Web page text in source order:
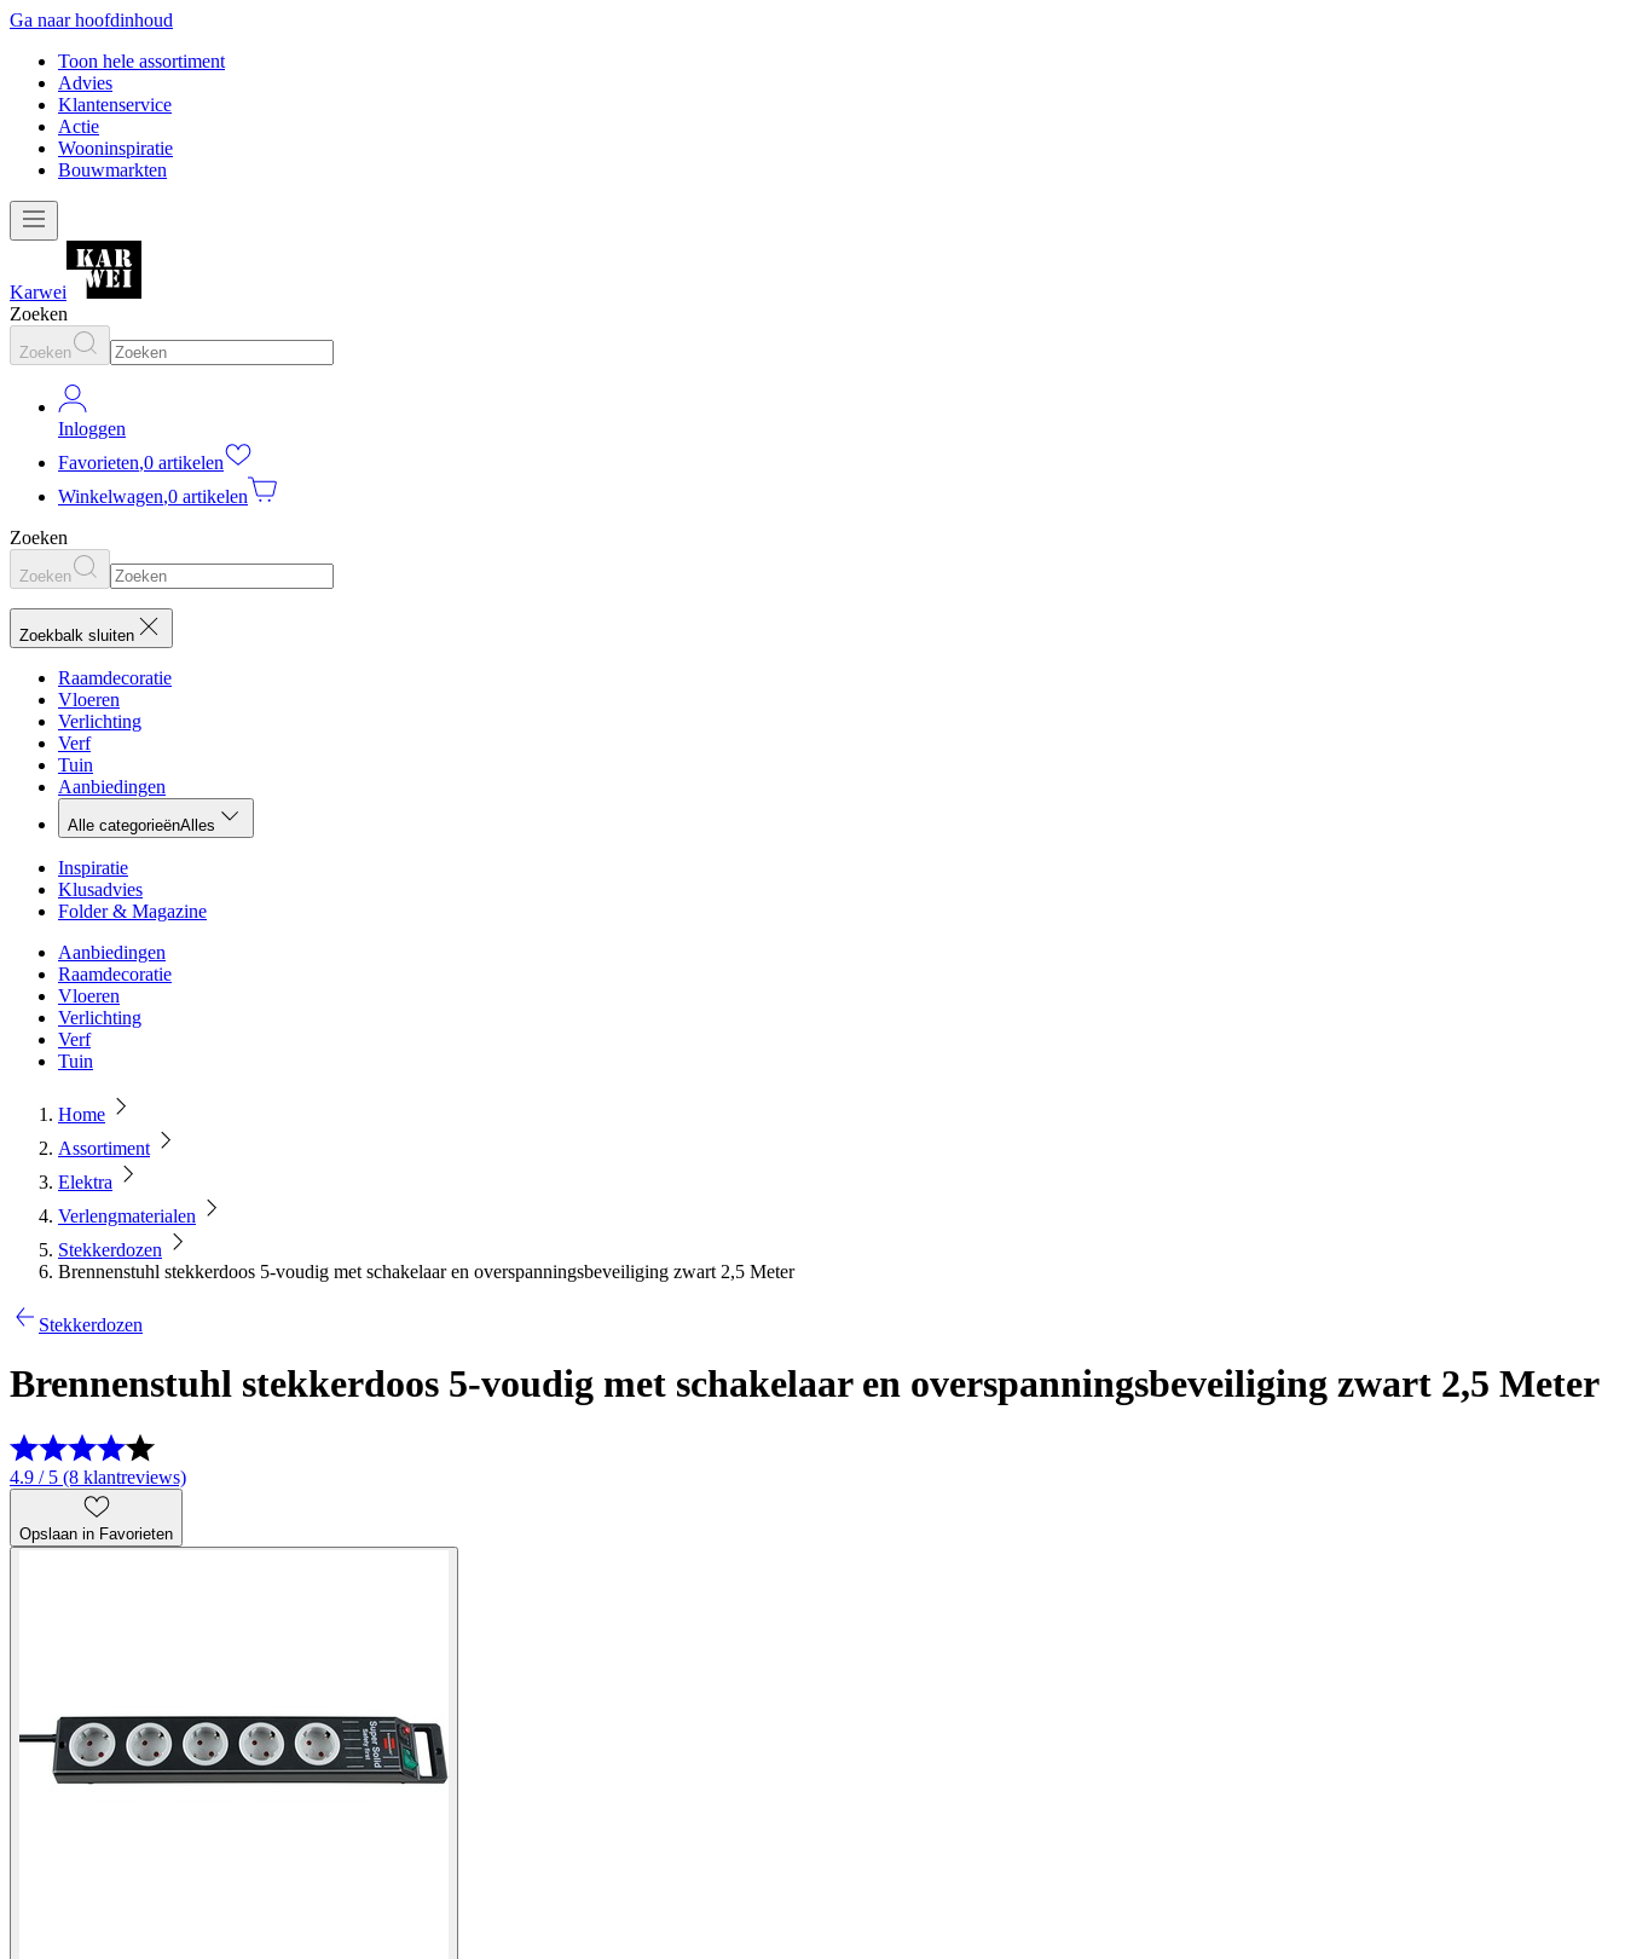
Ga naar hoofdinhoud
Toon hele assortiment
Advies
Klantenservice
Actie
Wooninspiratie
Bouwmarkten
Karwei
Zoeken
Zoeken
Inloggen
Favorieten,0 artikelen
Winkelwagen,0 artikelen
Zoeken
Zoeken
Zoekbalk sluiten
Raamdecoratie
Vloeren
Verlichting
Verf
Tuin
Aanbiedingen
Alle categorieënAlles
Inspiratie
Klusadvies
Folder & Magazine
Aanbiedingen
Raamdecoratie
Vloeren
Verlichting
Verf
Tuin
Home
Assortiment
Elektra
Verlengmaterialen
Stekkerdozen
Brennenstuhl stekkerdoos 5-voudig met schakelaar en overspanningsbeveiliging zwart 2,5 Meter
Stekkerdozen
Brennenstuhl stekkerdoos 5-voudig met schakelaar en overspanningsbeveiliging zwart 2,5 Meter
4.9 / 5 (8 klantreviews)
Opslaan in Favorieten